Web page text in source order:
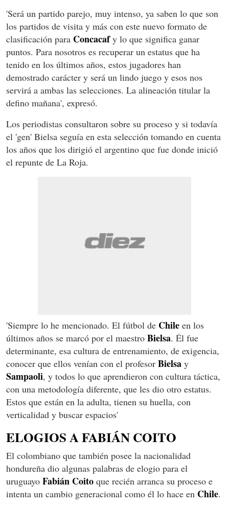
'Será un partido parejo, muy intenso, ya saben lo que son
los partidos de visita y más con este nuevo formato de
clasificación para Concacafy lo que significa ganar
puntos. Para nosotros es recuperar un estatus que ha
tenido en los últimos años, estos jugadores han
demostrado carácter y será un lindo juego y esos nos
servirá a ambas las selecciones. La alineación titular la
defino mañana', expresó.
Los periodistas consultaron sobre su proceso y si todavía
el 'gen' Bielsa seguía en esta selección tomando en cuenta
los años que los dirigió el argentino que fue donde inició
el repunte de La Roja.
'Siempre lo he mencionado. El fútbol de Chile en los
últimos años se marcó por el maestro Bielsa. Él fue
determinante, esa cultura de entrenamiento, de exigencia,
conocer que ellos venían con el profesor Bielsa y
Sampaoli, y todos lo que aprendieron con cultura táctica,
con una metodología diferente, que les dio otro estatus.
Estos que están en la adulta, tienen su huella, con
verticalidad y buscar espacios'
ELOGIOS A FABIÁN COITO
El colombiano que también posee la nacionalidad
hondureña dio algunas palabras de elogio para el
uruguayo Fabián Coito que recién arranca su proceso e
intenta un cambio generacional como él lo hace en Chile.